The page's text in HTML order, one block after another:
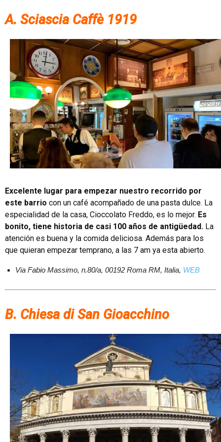
A. Sciascia Caffè 1919
Excelente lugar para empezar nuestro recorrido por
este barrio con un café acompañado de una pasta dulce. La
especialidad de la casa, Cioccolato Freddo, es lo mejor. Es
bonito, tiene historia de casi 100 años de antigüedad. La
atención es buena y la comida deliciosa. Además para los
que quieran empezar temprano, a las 7 am ya esta abierto.
Via Fabio Massimo, n.80/a, 00192 Roma RM, Italia, WEB
B. Chiesa di San Gioacchino